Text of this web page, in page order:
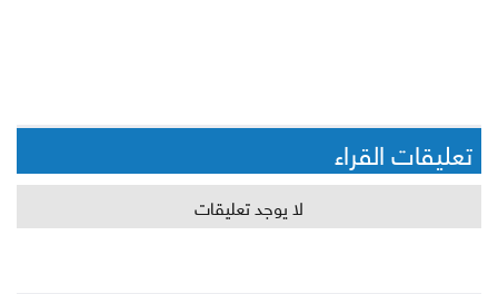
تعليقات القراء
لا يوجد تعليقات